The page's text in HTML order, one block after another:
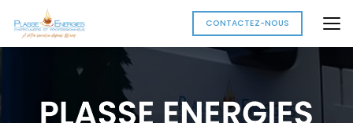
au
contenu
principal
CONTACTEZ-NOUS